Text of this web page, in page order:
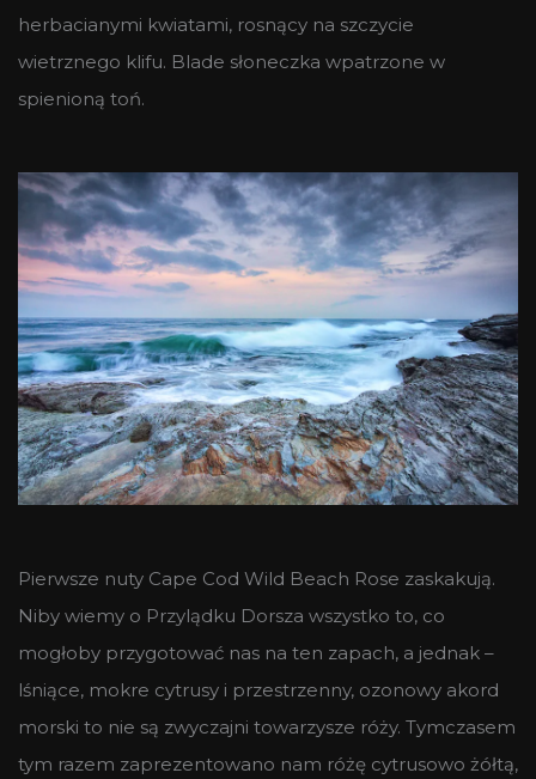
herbacianymi kwiatami, rosnący na szczycie
wietrznego klifu. Blade słoneczka wpatrzone w
spienioną toń.
Pierwsze nuty Cape Cod Wild Beach Rose zaskakują.
Niby wiemy o Przylądku Dorsza wszystko to, co
mogłoby przygotować nas na ten zapach, a jednak –
lśniące, mokre cytrusy i przestrzenny, ozonowy akord
morski to nie są zwyczajni towarzysze róży. Tymczasem
tym razem zaprezentowano nam różę cytrusowo żółtą,